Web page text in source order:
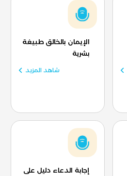
الإيمان بالخالق طبيغة
بشرية
شاهد المزيد
إجابة الدعاء دليل على